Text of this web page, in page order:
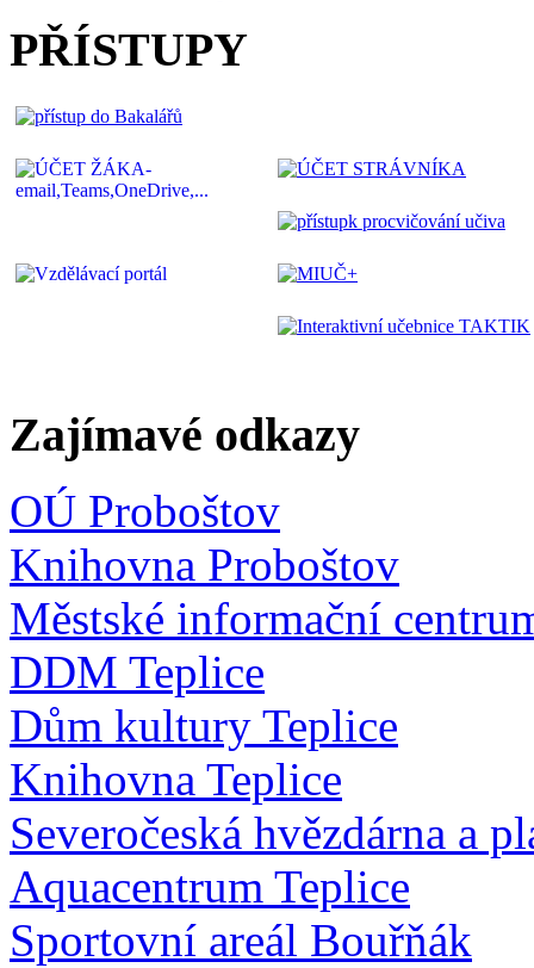
PŘÍSTUPY
Zajímavé odkazy
OÚ Proboštov
Knihovna Proboštov
Městské informační
DDM Teplice
Dům kultury Teplice
Knihovna Teplice
Severočeská hvězdárna a
Aquacentrum Teplice
Sportovní areál Bouřňák